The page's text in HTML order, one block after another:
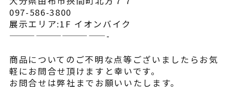
よくある質問
097-586-3800
展示エリア:1F イオンバイク
———————————-
商品についてのご不明な点等ございましたらお気
軽にお問合せ頂けますと幸いです。
お問合せは弊社までお願いいたします。